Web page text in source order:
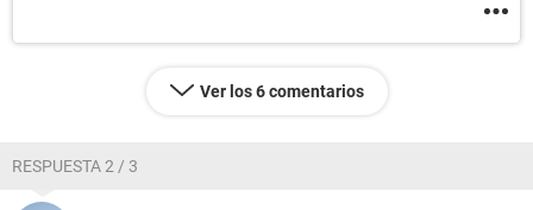
Ver los 6 comentarios
RESPUESTA 2 / 3